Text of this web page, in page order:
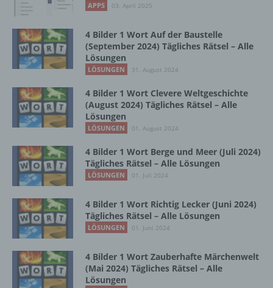
APPS 03. April 2025
4 Bilder 1 Wort Auf der Baustelle
(September 2024) Tägliches Rätsel – Alle
Lösungen
LÖSUNGEN 31. August 2024
4 Bilder 1 Wort Clevere Weltgeschichte
(August 2024) Tägliches Rätsel – Alle
Lösungen
LÖSUNGEN 01. August 2024
4 Bilder 1 Wort Berge und Meer (Juli 2024)
Tägliches Rätsel – Alle Lösungen
LÖSUNGEN 01. Juli 2024
4 Bilder 1 Wort Richtig Lecker (Juni 2024)
Tägliches Rätsel – Alle Lösungen
LÖSUNGEN 01. Juni 2024
4 Bilder 1 Wort Zauberhafte Märchenwelt
(Mai 2024) Tägliches Rätsel – Alle
Lösungen
Betroffene Person ist jede identifizierte oder
identifizierbare natürliche Person, deren
personenbezogene Daten von dem für die
werden.
c) Verarbeitung
Verarbeitung ist jeder mit oder ohne Hilfe
automatisierter Verfahren ausgeführte
Vorgang oder jede solche Vorgangsreihe im
Zusammenhang mit personenbezogenen
Daten wie das Erheben, das Erfassen, die
Organisation, das Ordnen, die Speicherung,
die Anpassung oder Veränderung, das
die Offenlegung durch Übermittlung,
Verbreitung oder eine andere Form der
Bereitstellung, den Abgleich oder die